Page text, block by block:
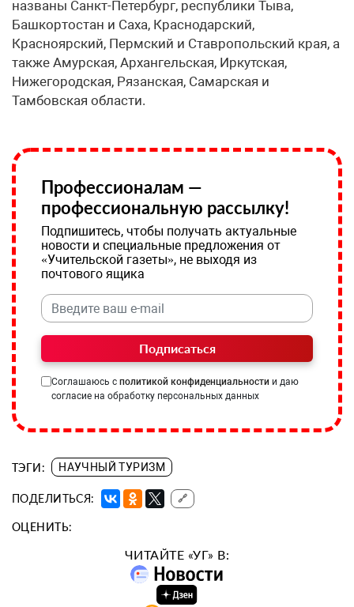
названы Санкт-Петербург, республики Тыва,
Башкортостан и Саха, Краснодарский,
Красноярский, Пермский и Ставропольский края, а
также Амурская, Архангельская, Иркутская,
Нижегородская, Рязанская, Самарская и
Тамбовская области.
Профессионалам —
профессиональную рассылку!
Подпишитесь, чтобы получать актуальные
новости и специальные предложения от
«Учительской газеты», не выходя из
почтового ящика
Подписаться
Соглашаюсь с политикой конфиденциальности и даю
согласие на обработку персональных данных
ТЭГИ: НАУЧНЫЙ ТУРИЗМ
ПОДЕЛИТЬСЯ: 🔗
ОЦЕНИТЬ:
ЧИТАЙТЕ «УГ» В: